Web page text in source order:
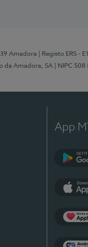
Amadora | Registo ERS -
da Amadora, SA
| NIPC
App